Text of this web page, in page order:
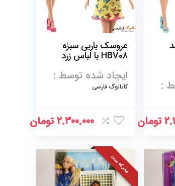
:
تومان
عروسک باربی سبزه
HBV08 با لباس زرد
ایجاد شده توسط :
کاتالوگ فارسی
2.300.000تومان
معرکه ست